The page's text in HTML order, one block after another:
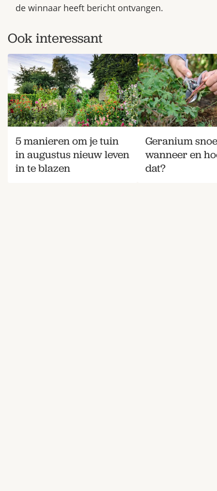
de winnaar heeft bericht ontvangen.
Ook interessant
5 manieren om je tuin
in augustus nieuw leven
in te blazen
Geranium
wanneer en
dat?